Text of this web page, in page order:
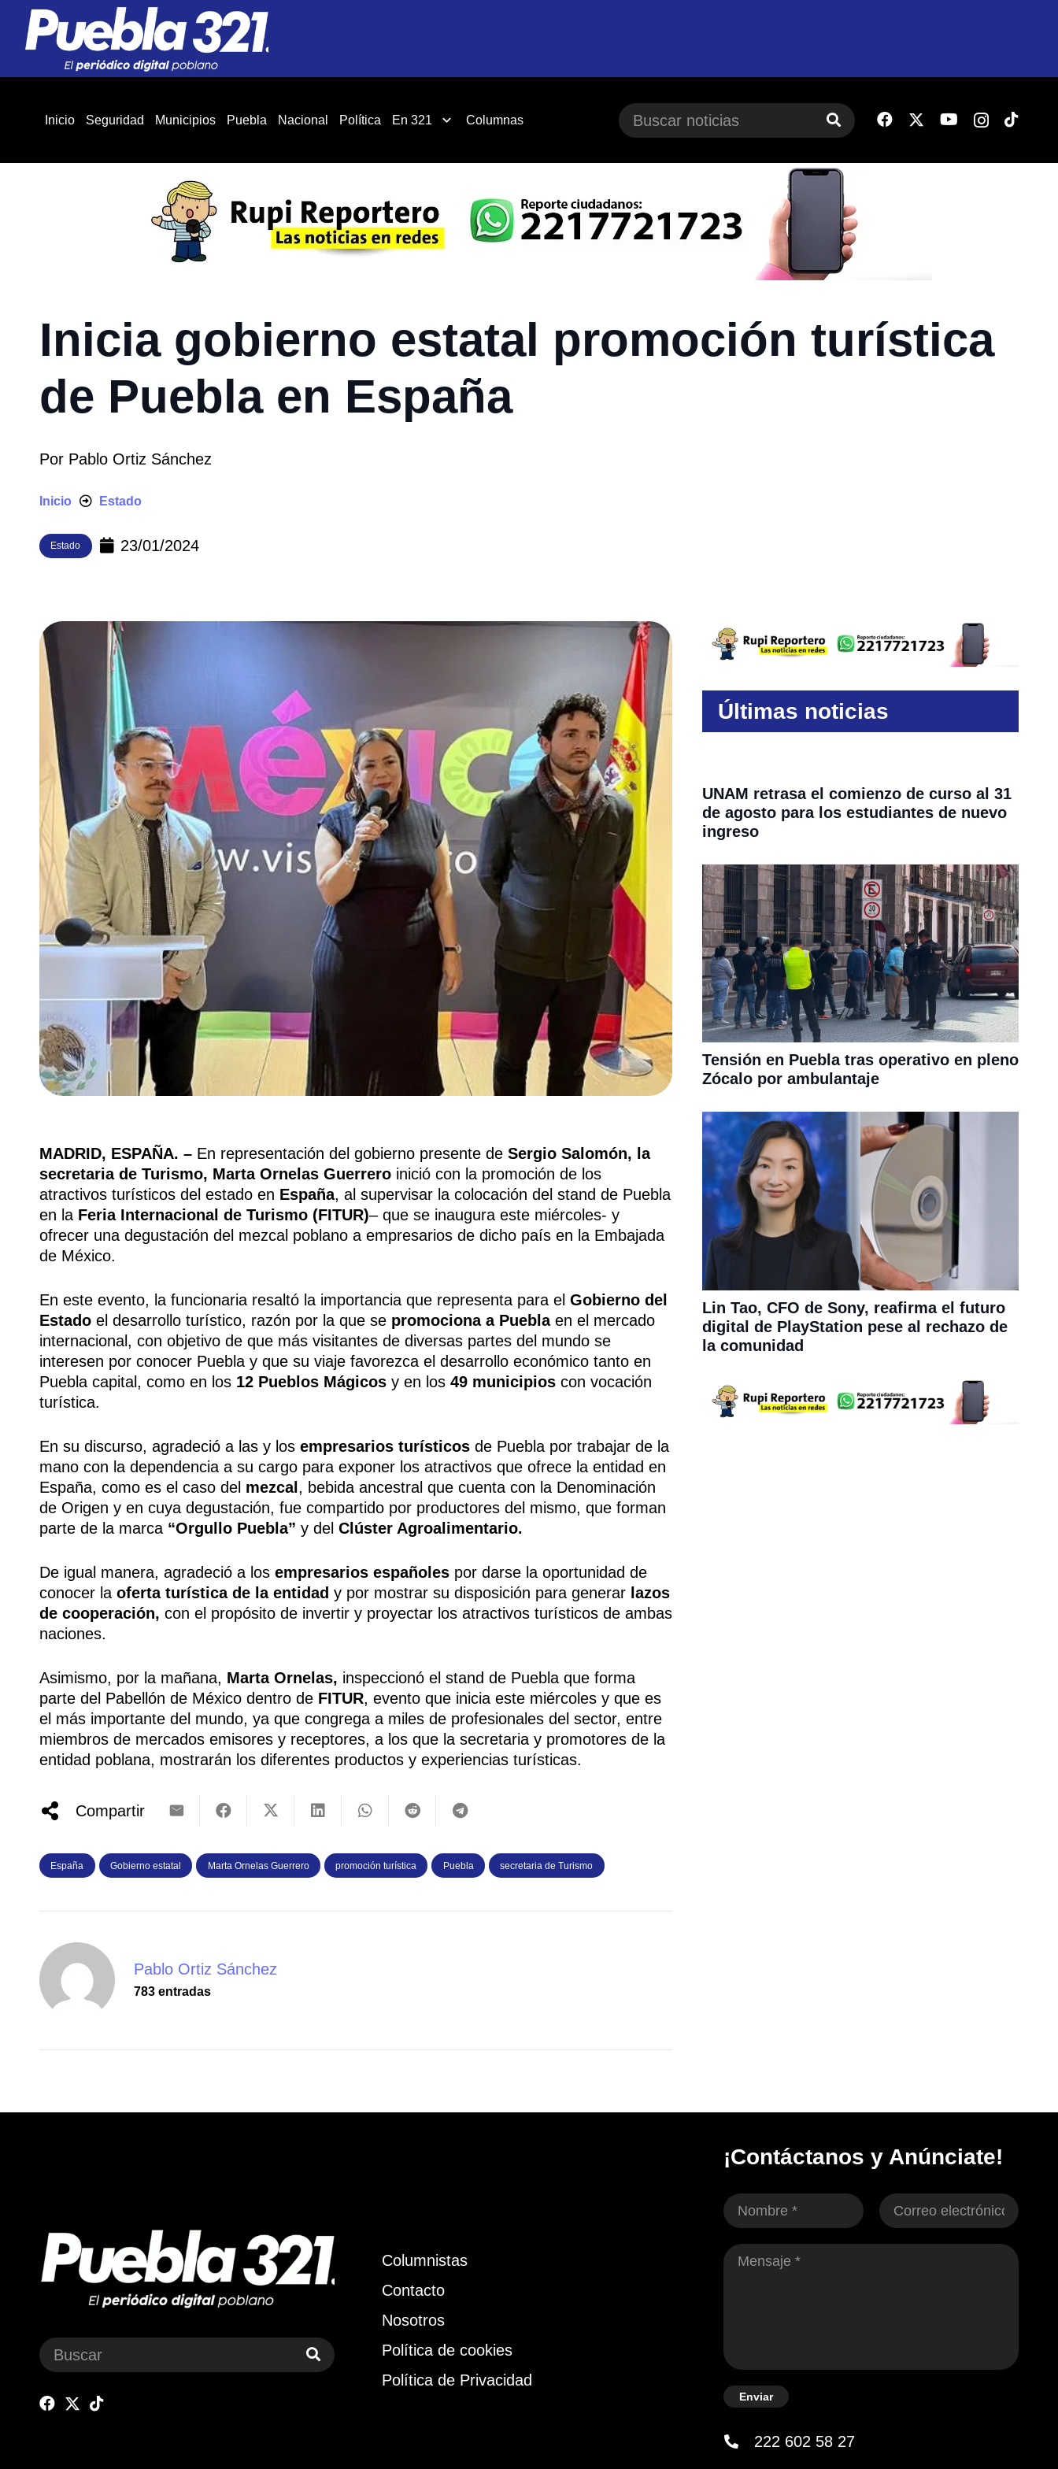
Inicio Seguridad Municipios Puebla Nacional Política En 321 Columnas
Inicia gobierno estatal promoción turística
de Puebla en España
Por Pablo Ortiz Sánchez
Inicio Estado
Estado 23/01/2024
MADRID, ESPAÑA. – En representación del gobierno presente de Sergio Salomón, la
secretaria de Turismo, Marta Ornelas Guerrero inició con la promoción de los
atractivos turísticos del estado en España, al supervisar la colocación del stand de Puebla
en la Feria Internacional de Turismo (FITUR)– que se inaugura este miércoles- y
ofrecer una degustación del mezcal poblano a empresarios de dicho país en la Embajada
de México.
En este evento, la funcionaria resaltó la importancia que representa para el Gobierno del
Estado el desarrollo turístico, razón por la que se promociona a Pueblaen el mercado
internacional, con objetivo de que más visitantes de diversas partes del mundo se
interesen por conocer Puebla y que su viaje favorezca el desarrollo económico tanto en
Puebla capital, como en los 12 Pueblos Mágicos y en los 49 municipios con vocación
turística.
En su discurso, agradeció a las y los empresarios turísticos de Puebla por trabajar de la
mano con la dependencia a su cargo para exponer los atractivos que ofrece la entidad en
España, como es el caso del mezcal , bebida ancestral que cuenta con la Denominación
de Origen y en cuya degustación, fue compartido por productores del mismo, que forman
parte de la marca “Orgullo Puebla” y del Clúster Agroalimentario.
De igual manera, agradeció a los empresarios españoles por darse la oportunidad de
conocer la oferta turística de la entidad y por mostrar su disposición para generar lazos
de cooperación, con el propósito de invertir y proyectar los atractivos turísticos de ambas
naciones.
Asimismo, por la mañana, Marta Ornelas, inspeccionó el stand de Puebla que forma
parte del Pabellón de México dentro de FITUR, evento que inicia este miércoles y que es
el más importante del mundo, ya que congrega a miles de profesionales del sector, entre
miembros de mercados emisores y receptores, a los que la secretaria y promotores de la
entidad poblana, mostrarán los diferentes productos y experiencias turísticas.
Compartir
España Gobierno estatal Marta Ornelas Guerrero promoción turística Puebla secretaria de Turismo
Pablo Ortiz Sánchez
783 entradas
Últimas noticias
UNAM retrasa el comienzo de curso al 31
de agosto para los estudiantes de nuevo
ingreso
Tensión en Puebla tras operativo en pleno
Zócalo por ambulantaje
Lin Tao, CFO de Sony, reafirma el futuro
digital de PlayStation pese al rechazo de
la comunidad
Columnistas
Contacto
Nosotros
Política de cookies
Política de Privacidad
¡Contáctanos y Anúnciate!
Enviar
222 602 58 27